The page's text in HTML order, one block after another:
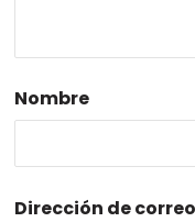
Nombre
Dirección de